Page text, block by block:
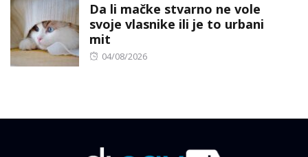
Da li mačke stvarno ne vole
svoje vlasnike ili je to urbani
mit
Posted
04/08/2026